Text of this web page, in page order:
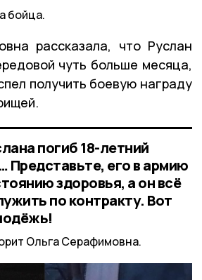
бойца.
рассказала, что Руслан
чуть больше месяца,
получить боевую награду
погиб 18-летний
Представьте, его в армию
здоровья, а он всё
по контракту. Вот
Ольга Серафимовна.